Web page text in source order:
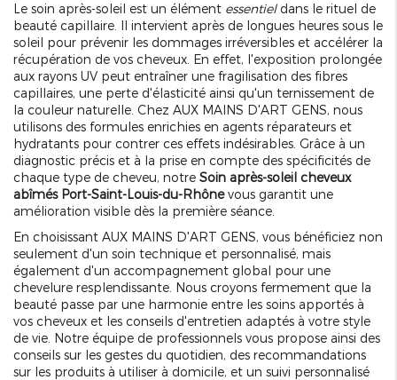
Le soin après-soleil est un élément essentieldans le rituel de
beauté capillaire. Il intervient après de longues heures sous le
soleil pour prévenir les dommages irréversibles et accélérer la
récupération de vos cheveux. En effet, l'exposition prolongée
aux rayons UV peut entraîner une fragilisation des fibres
capillaires, une perte d'élasticité ainsi qu'un ternissement de
la couleur naturelle. Chez AUX MAINS D'ART GENS, nous
utilisons des formules enrichies en agents réparateurs et
hydratants pour contrer ces effets indésirables. Grâce à un
diagnostic précis et à la prise en compte des spécificités de
chaque type de cheveu, notre Soin après-soleil cheveux
abîmés Port-Saint-Louis-du-Rhônevous garantit une
amélioration visible dès la première séance.
En choisissant AUX MAINS D'ART GENS, vous bénéficiez non
seulement d'un soin technique et personnalisé, mais
également d'un accompagnement global pour une
chevelure resplendissante. Nous croyons fermement que la
beauté passe par une harmonie entre les soins apportés à
vos cheveux et les conseils d'entretien adaptés à votre style
de vie. Notre équipe de professionnels vous propose ainsi des
conseils sur les gestes du quotidien, des recommandations
sur les produits à utiliser à domicile, et un suivi personnalisé